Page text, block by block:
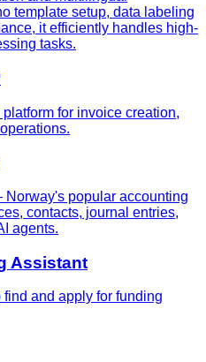
template setup, data labeling
it efficiently handles high-
tasks.
for invoice creation,
popular accounting
contacts, journal entries,
agents.
Assistant
and apply for funding